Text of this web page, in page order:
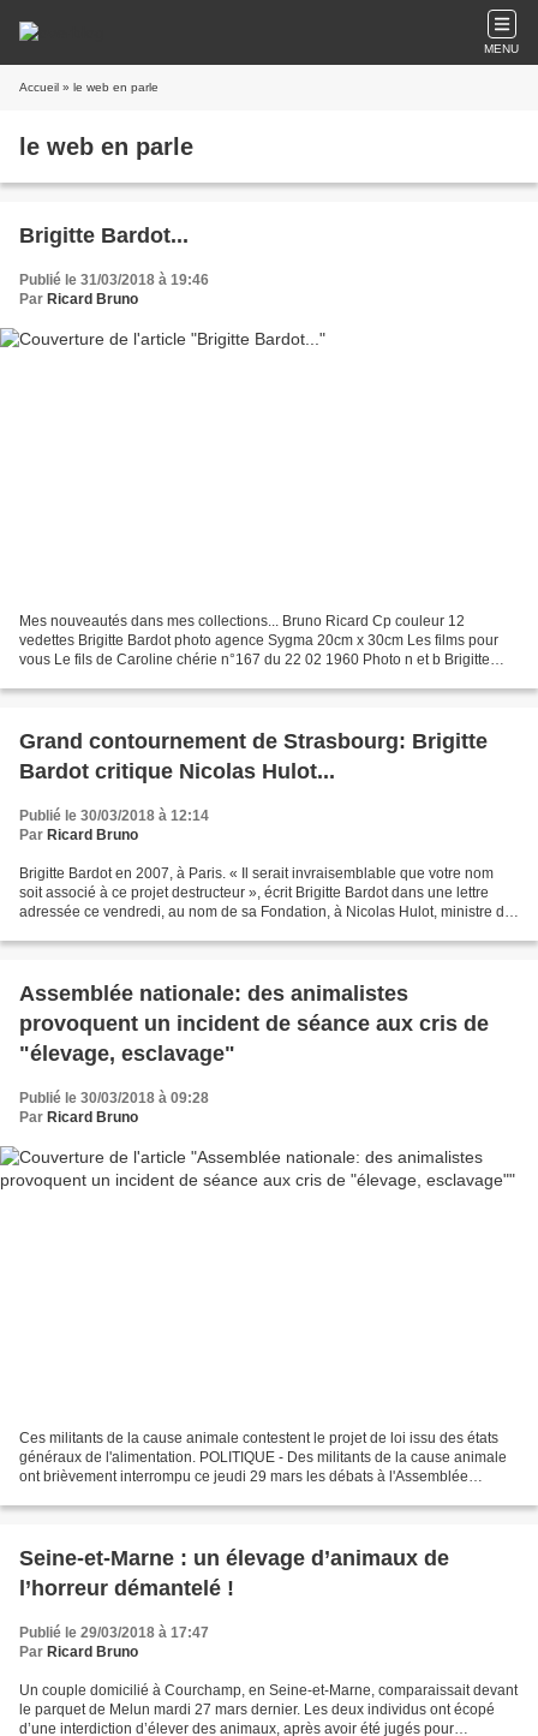
MENU
Accueil » le web en parle
le web en parle
Brigitte Bardot...
Publié le 31/03/2018 à 19:46
Par Ricard Bruno
Mes nouveautés dans mes collections... Bruno Ricard Cp couleur 12
vedettes Brigitte Bardot photo agence Sygma 20cm x 30cm Les films pour
vous Le fils de Caroline chérie n°167 du 22 02 1960 Photo n et b Brigitte
Grand contournement de Strasbourg: Brigitte
Bardot critique Nicolas Hulot...
Publié le 30/03/2018 à 12:14
Par Ricard Bruno
Brigitte Bardot en 2007, à Paris. « Il serait invraisemblable que votre nom
soit associé à ce projet destructeur », écrit Brigitte Bardot dans une lettre
adressée ce vendredi, au nom de sa Fondation, à Nicolas Hulot, ministre de
Assemblée nationale: des animalistes
provoquent un incident de séance aux cris de
"élevage, esclavage"
Publié le 30/03/2018 à 09:28
Par Ricard Bruno
Ces militants de la cause animale contestent le projet de loi issu des états
généraux de l'alimentation. POLITIQUE - Des militants de la cause animale
ont brièvement interrompu ce jeudi 29 mars les débats à l'Assemblée
Seine-et-Marne : un élevage d’animaux de
l’horreur démantelé !
Publié le 29/03/2018 à 17:47
Par Ricard Bruno
Un couple domicilié à Courchamp, en Seine-et-Marne, comparaissait devant
le parquet de Melun mardi 27 mars dernier. Les deux individus ont écopé
d’une interdiction d’élever des animaux, après avoir été jugés pour